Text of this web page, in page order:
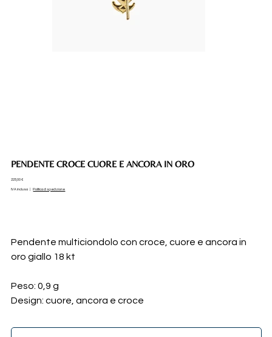
PENDENTE CROCE CUORE E ANCORA IN ORO
Prezzo
225,00 €
IVA inclusa Politica di spedizione
Pendente multiciondolo con croce, cuore e ancora in
oro giallo 18 kt
Peso: 0,9 g
Design: cuore, ancora e croce